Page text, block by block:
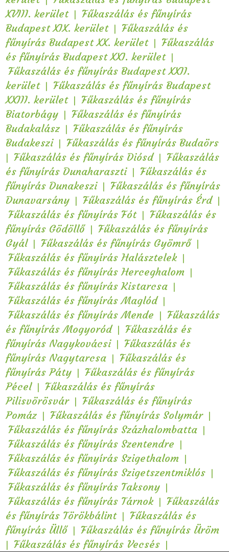
XVIII. kerület | Fűkaszálás és fűnyírás
Budapest XIX. kerület | Fűkaszálás és
fűnyírás Budapest XX. kerület | Fűkaszálás
és fűnyírás Budapest XXI. kerület |
Fűkaszálás és fűnyírás Budapest XXII.
kerület | Fűkaszálás és fűnyírás Budapest
XXIII. kerület | Fűkaszálás és fűnyírás
Biatorbágy | Fűkaszálás és fűnyírás
Budakalász | Fűkaszálás és fűnyírás
Budakeszi | Fűkaszálás és fűnyírás Budaörs
| Fűkaszálás és fűnyírás Diósd | Fűkaszálás
és fűnyírás Dunaharaszti | Fűkaszálás és
fűnyírás Dunakeszi | Fűkaszálás és fűnyírás
Dunavarsány | Fűkaszálás és fűnyírás Érd |
Fűkaszálás és fűnyírás Fót | Fűkaszálás és
fűnyírás Gödöllő | Fűkaszálás és fűnyírás
Gyál | Fűkaszálás és fűnyírás Gyömrő |
Fűkaszálás és fűnyírás Halásztelek |
Fűkaszálás és fűnyírás Herceghalom |
Fűkaszálás és fűnyírás Kistarcsa |
Fűkaszálás és fűnyírás Maglód |
Fűkaszálás és fűnyírás Mende | Fűkaszálás
és fűnyírás Mogyoród | Fűkaszálás és
fűnyírás Nagykovácsi | Fűkaszálás és
fűnyírás Nagytarcsa | Fűkaszálás és
fűnyírás Páty | Fűkaszálás és fűnyírás
Pécel | Fűkaszálás és fűnyírás
Pilisvörösvár | Fűkaszálás és fűnyírás
Pomáz | Fűkaszálás és fűnyírás Solymár |
Fűkaszálás és fűnyírás Százhalombatta |
Fűkaszálás és fűnyírás Szentendre |
Fűkaszálás és fűnyírás Szigethalom |
Fűkaszálás és fűnyírás Szigetszentmiklós |
Fűkaszálás és fűnyírás Taksony |
Fűkaszálás és fűnyírás Tárnok | Fűkaszálás
és fűnyírás Törökbálint | Fűkaszálás és
fűnyírás Üllő | Fűkaszálás és fűnyírás Üröm
| Fűkaszálás és fűnyírás Vecsés |